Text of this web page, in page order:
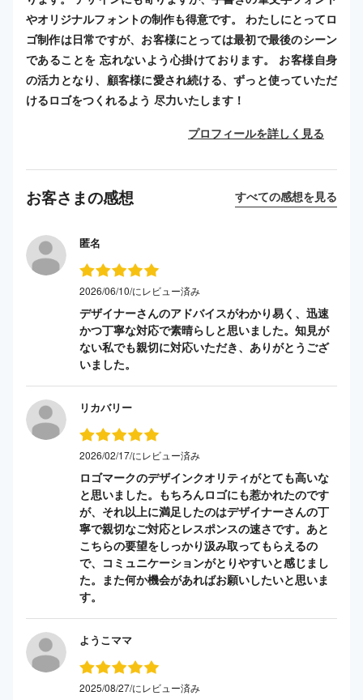
やオリジナルフォントの制作も得意です。 わたしにとってロ
ゴ制作は日常ですが、お客様にとっては最初で最後のシーン
であることを 忘れないよう心掛けております。 お客様自身
の活力となり、顧客様に愛され続ける、ずっと使っていただ
けるロゴをつくれるよう 尽力いたします！
プロフィールを詳しく見る
お客さまの感想 すべての感想を見る
匿名
2026/06/10/にレビュー済み
デザイナーさんのアドバイスがわかり易く、迅速
かつ丁寧な対応で素晴らしと思いました。知見が
ない私でも親切に対応いただき、ありがとうござ
いました。
リカバリー
2026/02/17/にレビュー済み
ロゴマークのデザインクオリティがとても高いな
と思いました。もちろんロゴにも惹かれたのです
が、それ以上に満足したのはデザイナーさんの丁
寧で親切なご対応とレスポンスの速さです。あと
こちらの要望をしっかり汲み取ってもらえるの
で、コミュニケーションがとりやすいと感じまし
た。また何か機会があればお願いしたいと思いま
す。
ようこママ
2025/08/27/にレビュー済み